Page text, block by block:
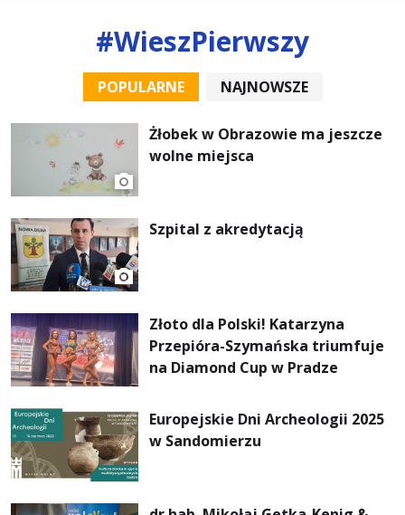
#WieszPierwszy
POPULARNE
Żłobek w Obrazowie ma jeszcze
wolne miejsca
Szpital z akredytacją
Złoto dla Polski! Katarzyna
Przepióra-Szymańska triumfuje
na Diamond Cup w Pradze
Europejskie Dni Archeologii 2025
w Sandomierzu
NAJNOWSZE